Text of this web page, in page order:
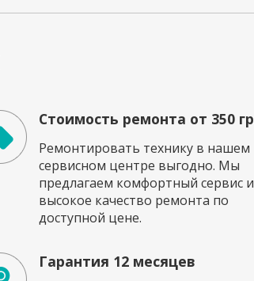
Стоимость ремонта от 350
Ремонтировать технику в нашем
сервисном центре выгодно. Мы
предлагаем комфортный сервис и
высокое качество ремонта по
доступной цене.
Гарантия 12 месяцев